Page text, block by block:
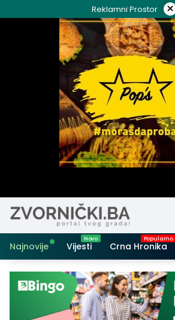
to
Reklamni Prostor ×
Najnovije Vijesti Crna Hronika